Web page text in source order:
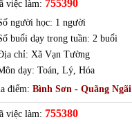
việc làm: 755390
người học: 1 người
buổi dạy trong tuần: 2 buổi
chỉ: Xã Vạn Tường
dạy: Toán, Lý, Hóa
điểm: Bình Sơn - Quãng Ngãi
việc làm: 755380